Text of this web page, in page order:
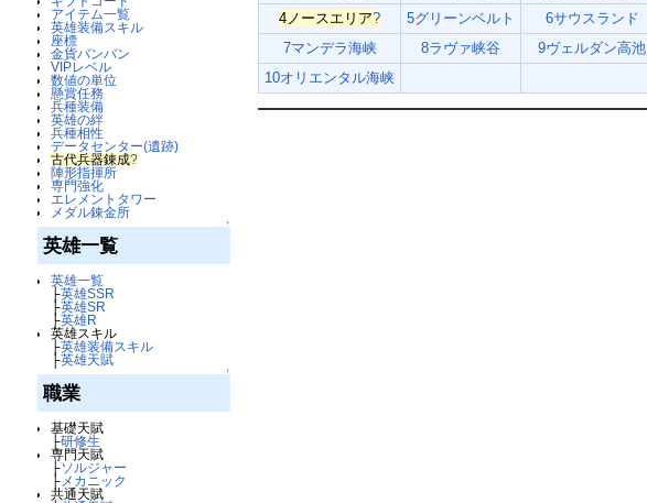
アイテム一覧
英雄装備スキル
座標
金貨バンバン
VIPレベル
数値の単位
懸賞任務
兵種装備
英雄の絆
兵種相性
データセンター(遺跡)
古代兵器錬成?
陣形指揮所
専門強化
エレメントタワー
メダル錬金所
↑
英雄一覧
英雄一覧
├英雄SSR
├英雄SR
├英雄R
英雄スキル
├英雄装備スキル
├英雄天賦
↑
職業
基礎天賦
├研修生
専門天賦
├ソルジャー
├メカニック
共通天賦
4ノースエリア? 5グリーンベルト
6サウスランド
7マンデラ海峡
8ラヴァ峡谷
9ヴェルダン高池
10オリエンタル海峡